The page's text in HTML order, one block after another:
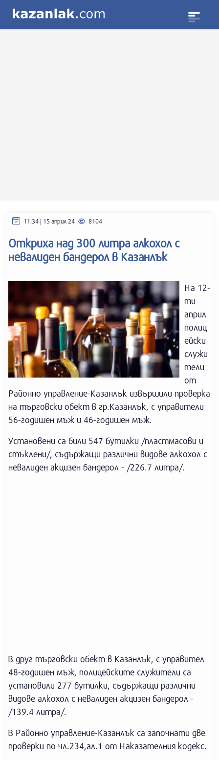
11:34 | 15 април 24 8104
Откриха над 300 литра алкохол с
невалиден бандерол в Казанлък
На 12-
ти
април
полиц
ейски
служи
тели
от
Районно управление-Казанлък извършили проверка
на търговски обект в гр.Казанлък, с управители
56-годишен мъж и 46-годишен мъж.
Установени са били 547 бутилки /пластмасови и
стъклени/, съдържащи различни видове алкохол с
невалиден акцизен бандерол - /226.7 литра/.
В друг търговски обект в Казанлък, с управител
48-годишен мъж, полицейските служители са
установили 277 бутилки, съдържащи различни
видове алкохол с невалиден акцизен бандерол -
/139.4 литра/.
В Районно управление-Казанлък са започнати две
проверки по чл.234,ал.1 от Наказателния кодекс.